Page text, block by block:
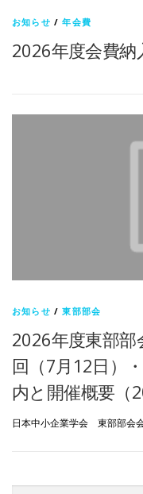
お知らせ /年会費
2026年度会費納
お知らせ /東部部会
2026年度東部部
回（7月12日）
内と開催概要（
日本中小企業学会 東部部会